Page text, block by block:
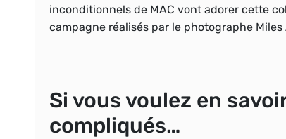
inconditionnels de MAC vont adorer cette
campagne réalisés par le photographe Miles
Si vous voulez en
compliqués…